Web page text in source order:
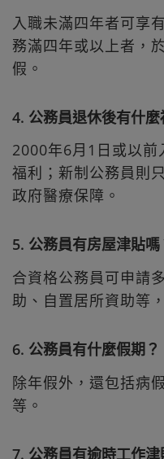
入職未滿四年者可享
務滿四年或以上者，
假。
4. 公務員退休後有什麼
2000年6月1日或以前
福利；新制公務員則
政府醫療保障。
5. 公務員有房屋津貼嗎
合資格公務員可申請
助、自置居所資助等
6. 公務員有什麼假期？
除年假外，還包括病
等。
7. 公務員有逾時工作津